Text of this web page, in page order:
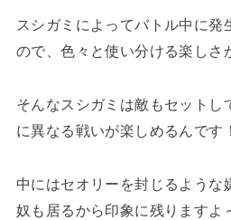
スシガミによってバトル中に発
ので、色々と使い分ける楽しさ
そんなスシガミは敵もセットし
に異なる戦いが楽しめるんです！
中にはセオリーを封じるような
奴も居るから印象に残りますよ